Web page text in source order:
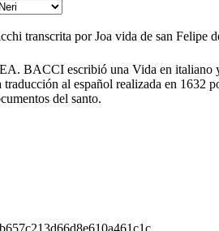
vida de san Felipe
BACCI escribió una Vida en italiano y
traducción al español realizada en
del santo.